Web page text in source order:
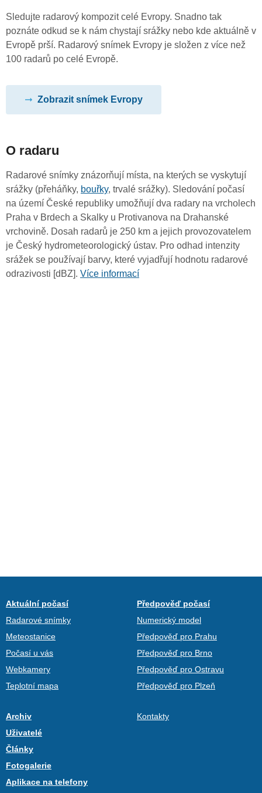
Sledujte radarový kompozit celé Evropy. Snadno tak
poznáte odkud se k nám chystají srážky nebo kde aktuálně v
Evropě prší. Radarový snímek Evropy je složen z více než
100 radarů po celé Evropě.
Zobrazit snímek Evropy
O radaru
Radarové snímky znázorňují místa, na kterých se vyskytují
srážky (přeháňky, bouřky, trvalé srážky). Sledování počasí
na území České republiky umožňují dva radary na vrcholech
Praha v Brdech a Skalky u Protivanova na Drahanské
vrchovině. Dosah radarů je 250 km a jejich provozovatelem
je Český hydrometeorologický ústav. Pro odhad intenzity
srážek se používají barvy, které vyjadřují hodnotu radarové
odrazivosti [dBZ]. Více informací
Aktuální počasí
Radarové snímky
Meteostanice
Počasí u vás
Webkamery
Teplotní mapa
Předpověď počasí
Numerický model
Předpověď pro Prahu
Předpověď pro Brno
Předpověď pro Ostravu
Předpověď pro Plzeň
Archiv
Uživatelé
Články
Fotogalerie
Aplikace na telefony
Kontakty